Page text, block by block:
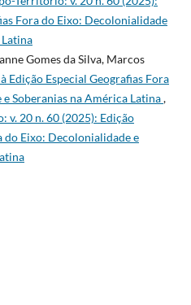
Fora do Eixo: Decolonialidade
Gomes da Silva, Marcos
Edição Especial Geografias Fora
Soberanias na América Latina,
v. 20 n. 60 (2025): Edição
do Eixo: Decolonialidade e